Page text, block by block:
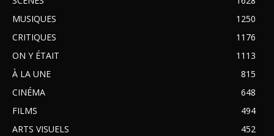
MUSIQUES
1250
CRITIQUES
1176
ON Y ÉTAIT
1113
À LA UNE
815
CINÉMA
648
FILMS
494
ARTS VISUELS
452